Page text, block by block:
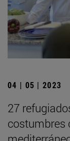
04 | 05 | 2023
27
costumbres